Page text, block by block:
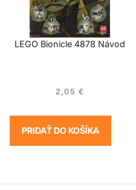
LEGO Bionicle 4878 Návod
2,05 €
PRIDAŤ DO KOŠÍKA